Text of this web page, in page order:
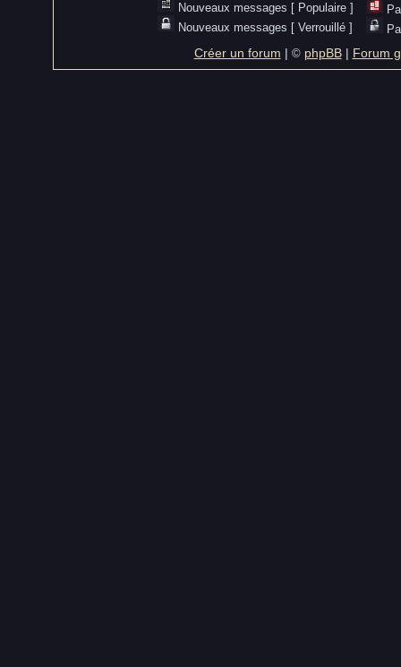
Nouveaux messages [ Populaire ]
Nouveaux messages [ Verrouillé ]
Créer un forum | © phpBB| Forum